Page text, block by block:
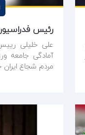
علی خلیلی
آمادگی جامعه
مردم شجاع ایران